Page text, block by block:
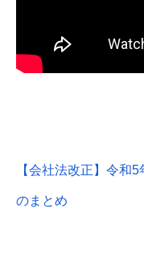
【会社法改正】令和
のまとめ